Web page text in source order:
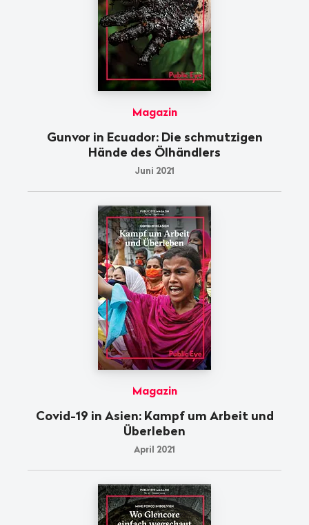
Magazin
Gunvor in Ecuador: Die schmutzigen
Hände des Ölhändlers
Juni 2021
Magazin
Covid-19 in Asien: Kampf um Arbeit und
Überleben
April 2021